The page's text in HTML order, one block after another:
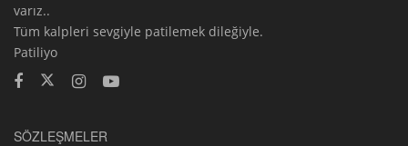
varız..
Tüm kalpleri sevgiyle patilemek dileğiyle.
Patiliyo
SÖZLEŞMELER